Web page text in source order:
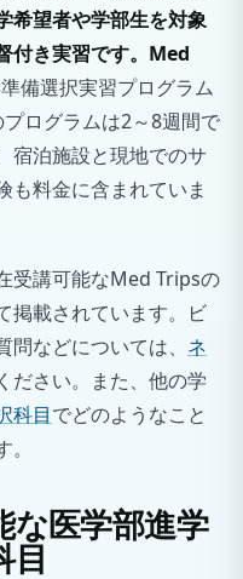
希望者や学部生を対象
付き実習です。Med
備選択実習プログラム
ログラムは2～8週間で
宿泊施設と現地でのサ
も料金に含まれていま
受講可能なMed Tripsの
掲載されています。ビ
などについては、 ネ
ださい。また、他の学
科目でどのようなこと
な医学部進学
目